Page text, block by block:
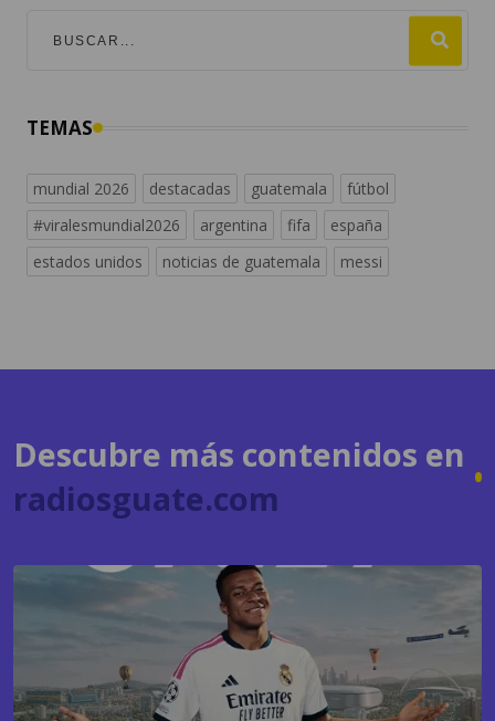
mundial 2026
estados unidos
noticias de guatemala messi
radiosguate.com